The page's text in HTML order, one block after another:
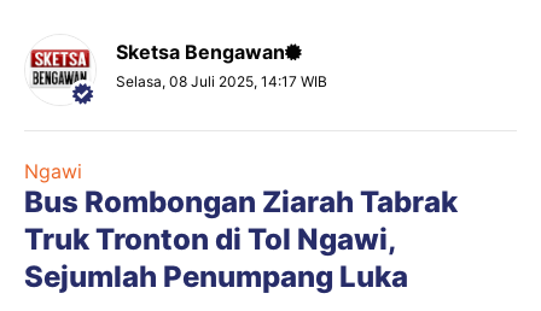
Sketsa Bengawan
Selasa, 08 Juli 2025, 14:17 WIB
Ngawi
Bus Rombongan Ziarah Tabrak
Truk Tronton di Tol Ngawi,
Sejumlah Penumpang Luka